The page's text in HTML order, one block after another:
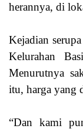
herannya, di
Kejadian
Kelurahan
Menurutnya
itu, harga yang
“Dan kami